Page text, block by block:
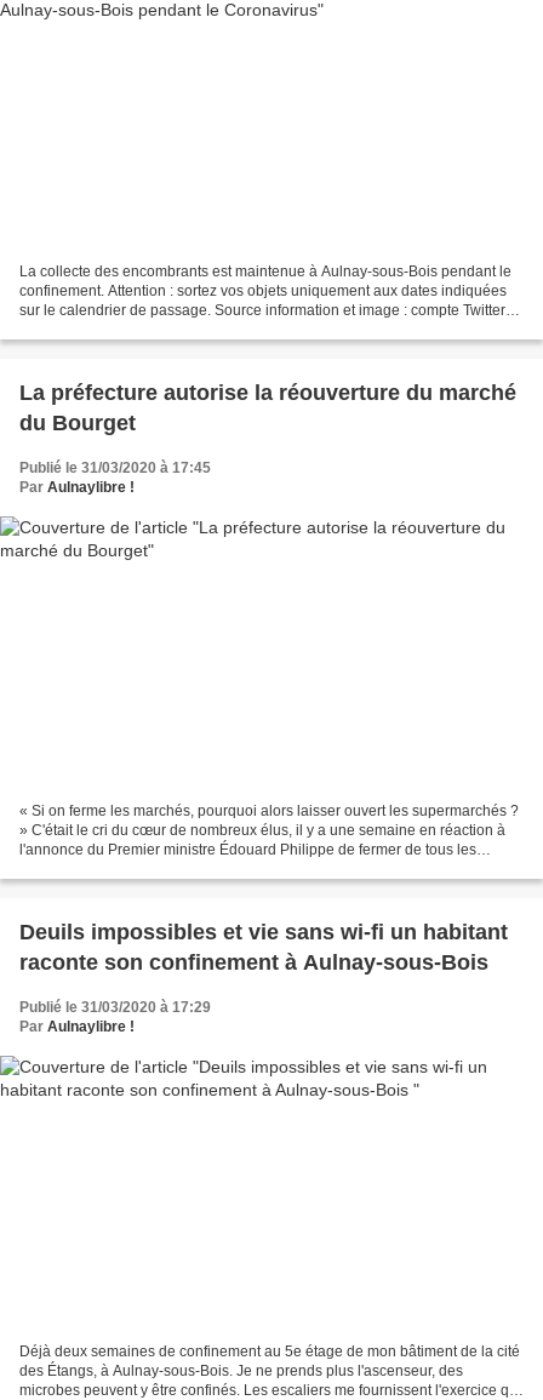
La collecte des encombrants est maintenue à Aulnay-sous-Bois pendant le
confinement. Attention : sortez vos objets uniquement aux dates indiquées
sur le calendrier de passage. Source information et image : compte Twitter
La préfecture autorise la réouverture du marché
du Bourget
Publié le 31/03/2020 à 17:45
Par Aulnaylibre !
« Si on ferme les marchés, pourquoi alors laisser ouvert les supermarchés ?
» C'était le cri du cœur de nombreux élus, il y a une semaine en réaction à
l'annonce du Premier ministre Édouard Philippe de fermer de tous les
Deuils impossibles et vie sans wi-fi un habitant
raconte son confinement à Aulnay-sous-Bois
Publié le 31/03/2020 à 17:29
Par Aulnaylibre !
Déjà deux semaines de confinement au 5e étage de mon bâtiment de la cité
des Étangs, à Aulnay-sous-Bois. Je ne prends plus l'ascenseur, des
microbes peuvent y être confinés. Les escaliers me fournissent l'exercice qui